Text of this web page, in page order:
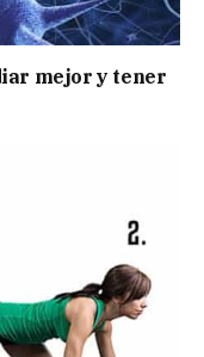
mejor y tener